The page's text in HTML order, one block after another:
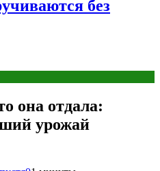
без
она отдала:
урожай